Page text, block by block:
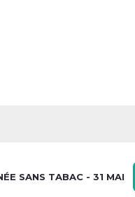
SANS TABAC - 31 MAI